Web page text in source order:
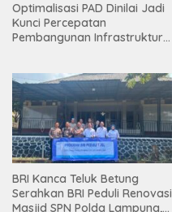
Optimalisasi PAD Dinilai Jadi
Kunci Percepatan
Pembangunan Infrastruktur
BRI Kanca Teluk Betung
Serahkan BRI Peduli Renovasi
Masjid SPN Polda Lampung,